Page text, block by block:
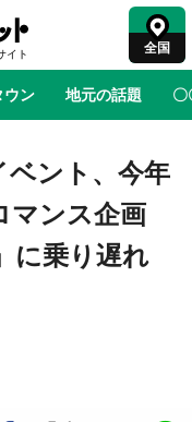
全国
ウン 地元の話題 〇
りがとう 物語がはじ
木県を征服！？ 県
が生産されてます
コラボ、本邦初公開
ベント、今年
ンス企画
に乗り遅れ